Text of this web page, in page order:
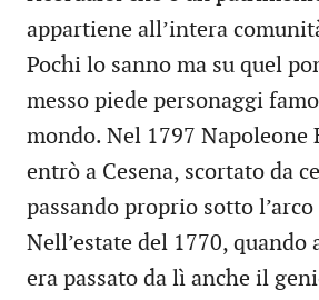
appartiene all’intera
Pochi lo sanno ma su quel
messo piede personaggi
mondo. Nel 1797 Napoleone
entrò a Cesena, scortato da
passando proprio sotto
Nell’estate del 1770, quando
era passato da lì anche il